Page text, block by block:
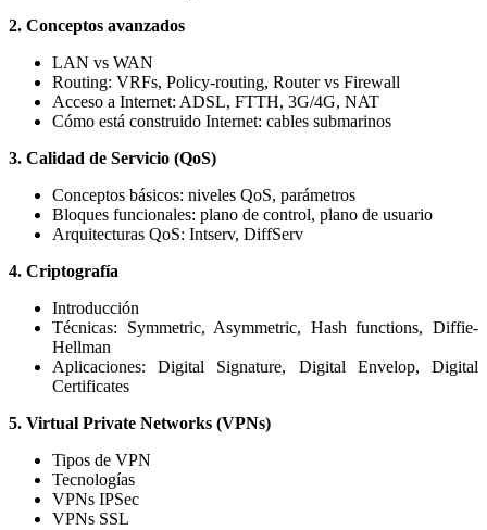
2. Conceptos avanzados
LAN vs WAN
Routing: VRFs, Policy-routing, Router vs Firewall
Acceso a Internet: ADSL, FTTH, 3G/4G, NAT
Cómo está construido Internet: cables submarinos
3. Calidad de Servicio (QoS)
Conceptos básicos: niveles QoS, parámetros
Bloques funcionales: plano de control, plano de usuario
Arquitecturas QoS: Intserv, DiffServ
4. Criptografía
Introducción
Técnicas: Symmetric, Asymmetric, Hash functions, Diffie-
Hellman
Aplicaciones: Digital Signature, Digital Envelop, Digital
Certificates
5. Virtual Private Networks (VPNs)
Tipos de VPN
Tecnologías
VPNs IPSec
VPNs SSL